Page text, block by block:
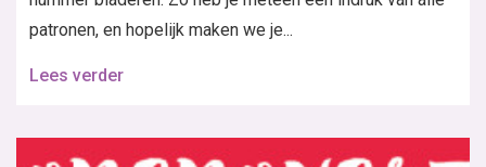
patronen, en hopelijk maken we je...
Lees verder